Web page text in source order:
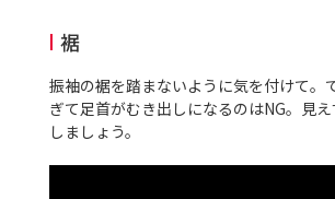
裾
振袖の裾を踏まないように気を付けて。
ぎて足首がむき出しになるのはNG。見
しましょう。